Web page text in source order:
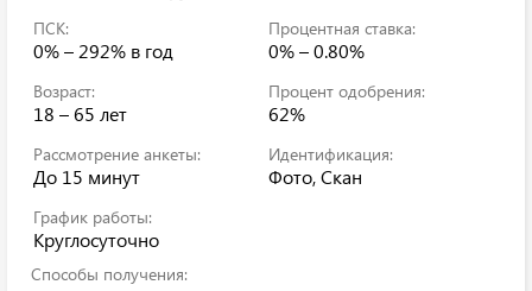
ПСК:
0% – 292% в год
Процентная ставка:
0% – 0.80%
Возраст:
18 – 65 лет
Процент одобрения:
62%
Рассмотрение анкеты:
До 15 минут
Идентификация:
Фото, Скан
График работы:
Круглосуточно
Способы получения: